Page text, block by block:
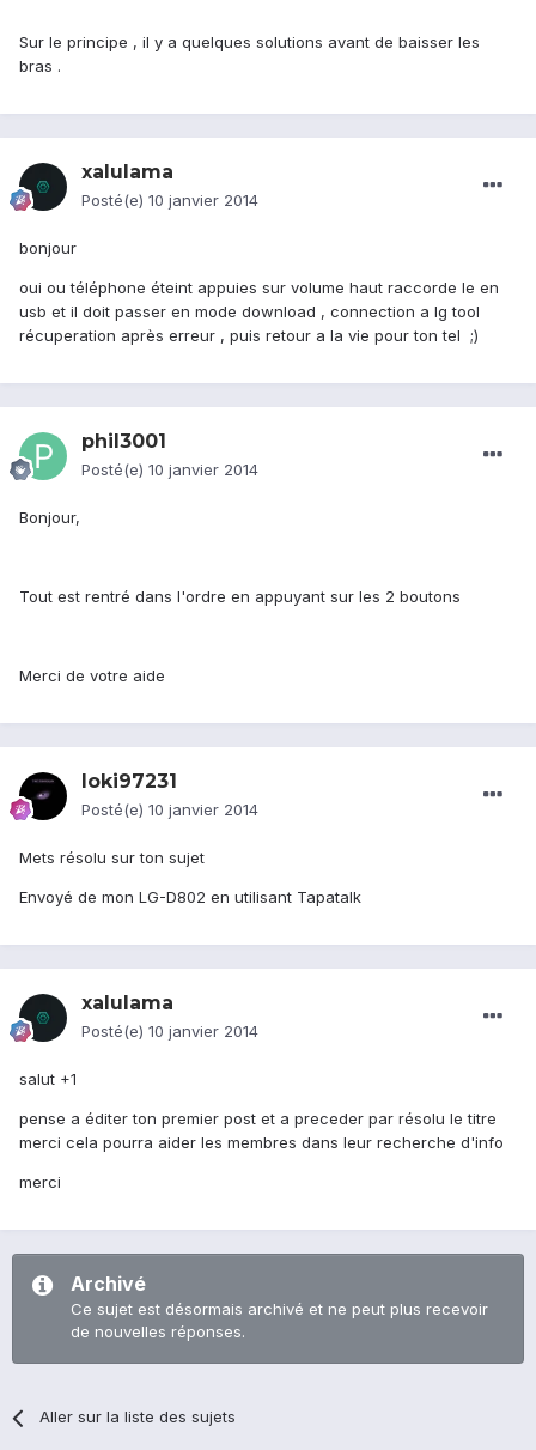
Sur le principe , il y a quelques solutions avant de baisser les
bras .
xalulama
Posté(e) 10 janvier 2014
bonjour
oui ou téléphone éteint appuies sur volume haut raccorde le en
usb et il doit passer en mode download , connection a lg tool
récuperation après erreur , puis retour a la vie pour ton tel ;)
phil3001
Posté(e) 10 janvier 2014
Bonjour,
Tout est rentré dans l'ordre en appuyant sur les 2 boutons
Merci de votre aide
loki97231
Posté(e) 10 janvier 2014
Mets résolu sur ton sujet
Envoyé de mon LG-D802 en utilisant Tapatalk
xalulama
Posté(e) 10 janvier 2014
salut +1
pense a éditer ton premier post et a preceder par résolu le titre
merci cela pourra aider les membres dans leur recherche d'info
merci
Archivé
Ce sujet est désormais archivé et ne peut plus recevoir
de nouvelles réponses.
Aller sur la liste des sujets